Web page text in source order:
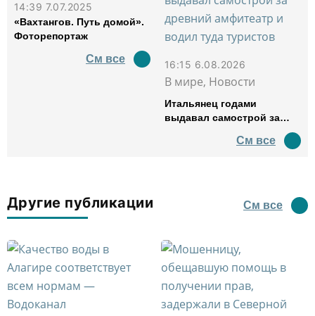
14:39 7.07.2025
«Вахтангов. Путь домой».
Фоторепортаж
См все 16:15 6.08.2026
В мире, Новости
Итальянец годами
выдавал самострой за
водил туда туристов
См все
Другие публикации См все